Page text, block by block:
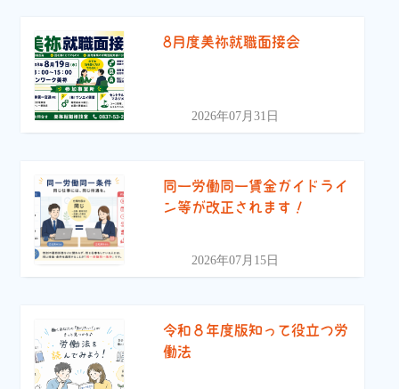
8月度美祢就職面接会
2026年07月31日
同一労働同一賃金ガイドライ
ン等が改正されます！
2026年07月15日
令和８年度版知って役立つ労
働法